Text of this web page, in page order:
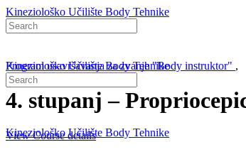
Kineziološko Učilište Body Tehnike
Search
for:
Sign in
Kineziološko Učilište Body Tehnike
Search
for:
Kineziološko Učilište Body Tehnike
Program usavršavanja za zvanje "Body instruktor" ,
4. stupanj –
View Course details